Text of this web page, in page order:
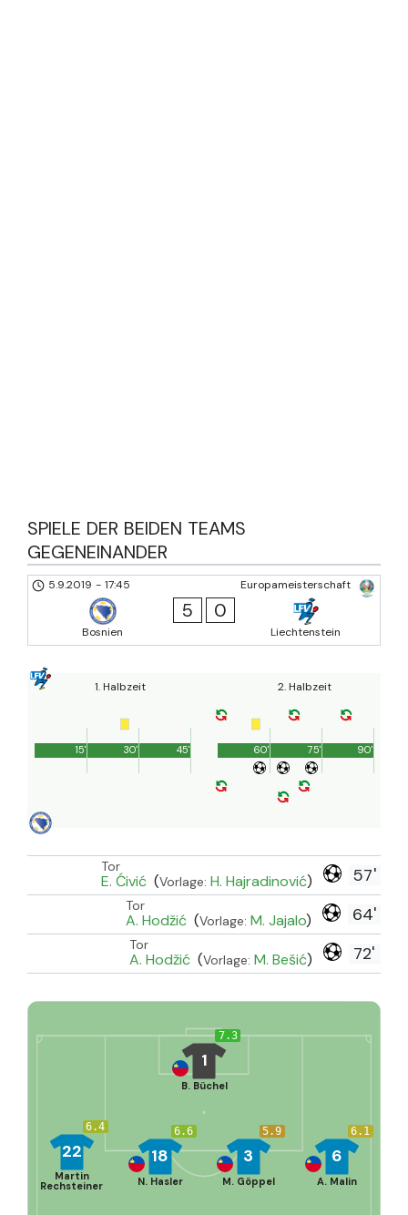
SPIELE DER BEIDEN TEAMS
GEGENEINANDER
Europameisterschaft
5.9.2019 - 17:45
Bosnien
5 0
Liechtenstein
1. Halbzeit
45'
15' 30'
2. Halbzeit
90'
60' 75'
57'
Tor
E. Ćivić (Vorlage: H. Hajradinović)
64'
Tor
A. Hodžić (Vorlage: M. Jajalo)
72'
Tor
A. Hodžić (Vorlage: M. Bešić)
7.3
1
B. Büchel
6.1
6
A. Malin
5.9
3
M. Göppel
6.6
18
N. Hasler
6.4
22
Martin
Rechsteiner